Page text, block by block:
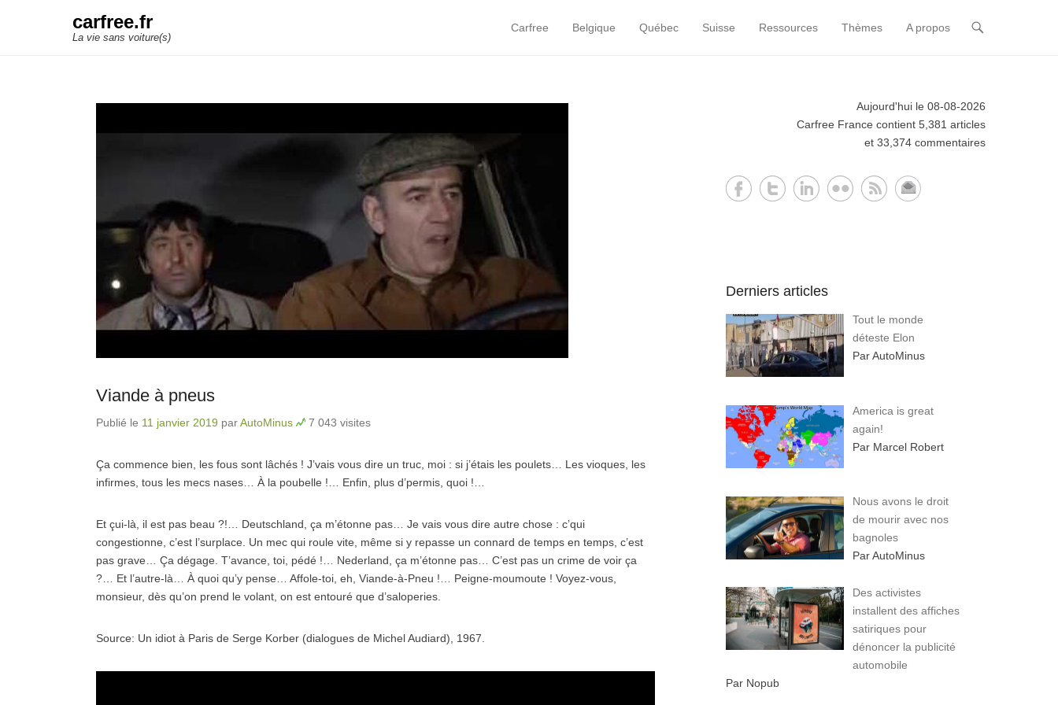
carfree.fr
La vie sans voiture(s)
Primary Menu
Skip to content
Carfree Belgique Québec Suisse Ressources Thèmes A propos
Viande à pneus
Publié le 11 janvier 2019 parAutoMinus 7 043 visites
Ça commence bien, les fous sont lâchés ! J’vais vous dire un truc, moi : si j’étais les poulets… Les vioques, les
infirmes, tous les mecs nases… À la poubelle !… Enfin, plus d’permis, quoi !…
Et çui-là, il est pas beau ?!… Deutschland, ça m’étonne pas… Je vais vous dire autre chose : c’qui
congestionne, c’est l’surplace. Un mec qui roule vite, même si y repasse un connard de temps en temps, c’est
pas grave… Ça dégage. T’avance, toi, pédé !… Nederland, ça m’étonne pas… C’est pas un crime de voir ça
?… Et l’autre-là… À quoi qu’y pense… Affole-toi, eh, Viande-à-Pneu !… Peigne-moumoute ! Voyez-vous,
monsieur, dès qu’on prend le volant, on est entouré que d’saloperies.
Source: Un idiot à Paris de Serge Korber (dialogues de Michel Audiard), 1967.
Aujourd'hui le 08-08-2026
Carfree France contient 5,381 articles
et 33,374 commentaires
Derniers articles
Tout le monde
déteste Elon
Par AutoMinus
America is great
again!
Par Marcel Robert
Nous avons le droit
de mourir avec nos
bagnoles
Par AutoMinus
Des activistes
installent des affiches
satiriques pour
dénoncer la publicité
automobile
Par Nopub